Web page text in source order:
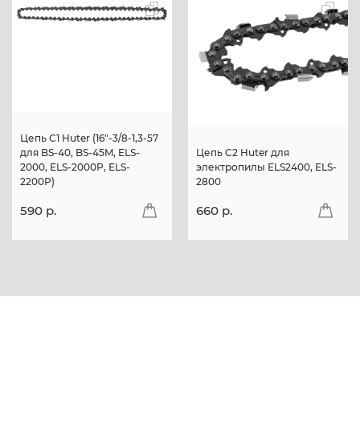
Цепь C1 Huter (16"-3/8-1,3-57
для BS-40, BS-45M, ELS-
2000, ELS-2000Р, ELS-
2200Р)
590 p.
Цепь C2 Huter для
электропилы ELS2400, ELS-
2800
660 p.